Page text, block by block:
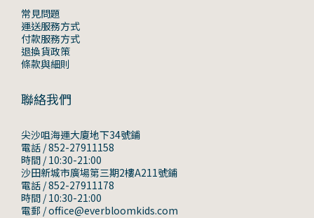
常見問題
運送服務方式
付款服務方式
退換貨政策
條款與細則
聯絡我們
尖沙咀海運大廈地下34號鋪
電話 / 852-27911158
時間 / 10:30-21:00
沙田新城市廣場第三期2樓A211號鋪
電話 / 852-27911178
時間 / 10:30-21:00
電郵 / office@everbloomkids.com